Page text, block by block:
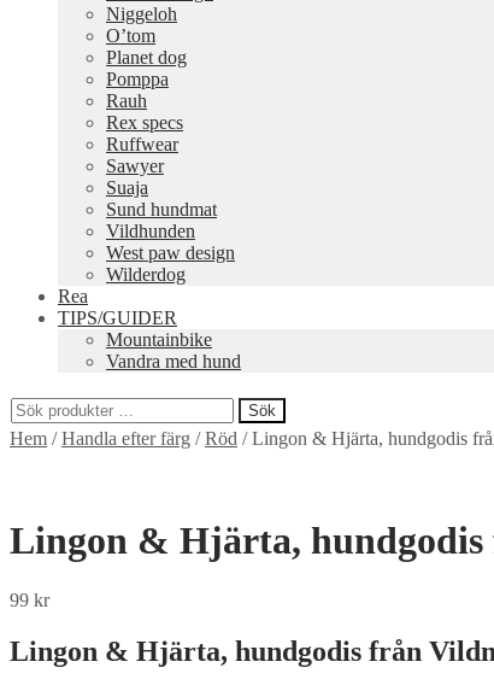
Niggeloh
O’tom
Planet dog
Pomppa
Rauh
Rex specs
Ruffwear
Sawyer
Suaja
Sund hundmat
Vildhunden
West paw design
Wilderdog
Rea
TIPS/GUIDER
Mountainbike
Vandra med hund
Sök
efter:
Sök
Hem /Handla efter färg /Röd /Lingon & Hjärta, hundgodis
Lingon & Hjärta,
99 kr
Lingon & Hjärta, hundgodis från